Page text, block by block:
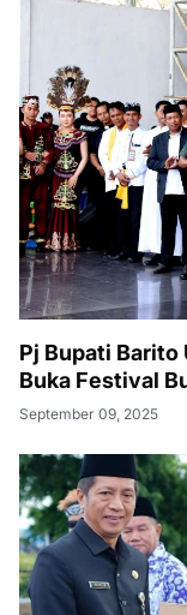
Pj Bupati Barito
Buka Festival
September 09, 2025